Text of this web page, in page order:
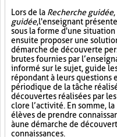
Lors de la Recherche guidée
guidée, l'enseignant
sous la forme d'une
ensuite proposer une
démarche de découverte
brutes fournies par
informé sur le sujet, guide
répondant à leurs questions
périodique de la tâche
découvertes réalisées par
clore l’activité. En somme, la
élèves de prendre
à une démarche de
connaissances.